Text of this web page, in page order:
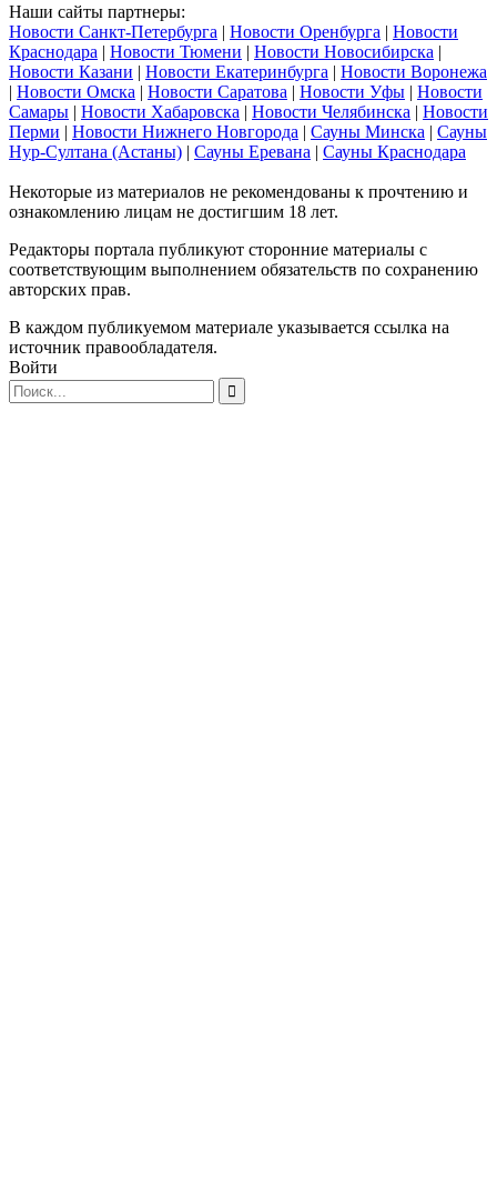
Наши сайты партнеры:
Новости Санкт-Петербурга | Новости Оренбурга | Новости
Краснодара | Новости Тюмени | Новости Новосибирска |
Новости Казани | Новости Екатеринбурга | Новости Воронежа
| Новости Омска | Новости Саратова | Новости Уфы | Новости
Самары | Новости Хабаровска | Новости Челябинска | Новости
Перми | Новости Нижнего Новгорода | Сауны Минска | Сауны
Нур-Султана (Астаны) | Сауны Еревана | Сауны Краснодара
Некоторые из материалов не рекомендованы к прочтению и
ознакомлению лицам не достигшим 18 лет.
Редакторы портала публикуют сторонние материалы с
соответствующим выполнением обязательств по сохранению
авторских прав.
В каждом публикуемом материале указывается ссылка на
источник правообладателя.
Войти